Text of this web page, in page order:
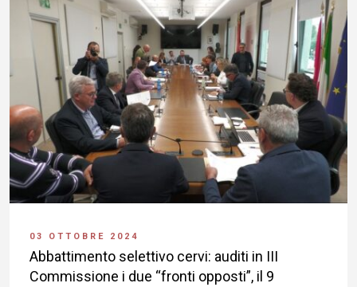
03 OTTOBRE 2024
Abbattimento selettivo cervi: auditi in III
Commissione i due “fronti opposti”, il 9